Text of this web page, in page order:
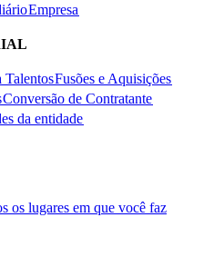
Empresa​​
Talentos​​Fusões e Aquisições​​
Conversão de Contratante​​
da entidade​​
os lugares em que você faz